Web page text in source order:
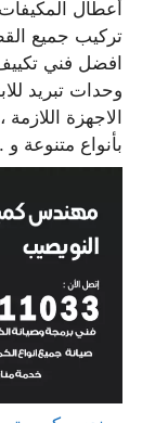
أعطال
تركيب جميع
افضل فني
وحدات تبريد
الاجهزة
بأنواع متنوعة و